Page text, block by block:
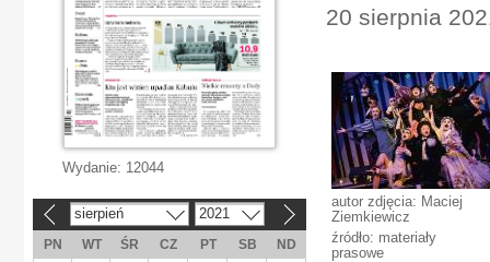
20 sierpnia
autor zdjęcia: Maciej
Ziemkiewicz
źródło: materiały
prasowe
Wydanie: 12044
sierpień 2021
PN WT ŚR CZ PT SB
ND